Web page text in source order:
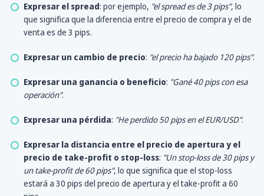
Expresar el spread: por ejemplo, "el spread es de 3 pips", lo
que significa que la diferencia entre el precio de compra y el de
venta es de 3 pips.
Expresar un cambio de precio: "el precio ha bajado 120 pips".
Expresar una ganancia o beneficio: "Gané 40 pips con esa
operación".
Expresar una pérdida: "He perdido 50 pips en el EUR/USD".
Expresar la distancia entre el precio de apertura y el
precio de take-profit o stop-loss: "Un stop-loss de 30 pips y
un take-profit de 60 pips", lo que significa que el stop-loss
estará a 30 pips del precio de apertura y el take-profit a 60